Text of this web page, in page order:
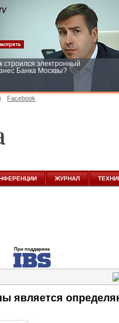
строился электронный
Банка Москвы?
Facebook
ЖУРНАЛ
При поддержке
является